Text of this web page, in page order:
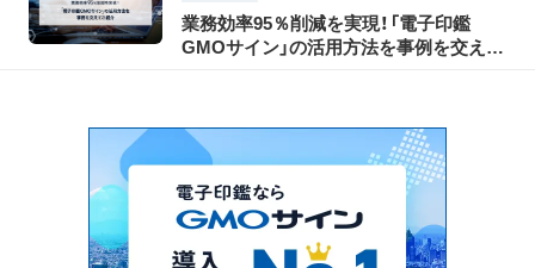
業務効率95％削減を実現！「電子印鑑
GMOサイン」の活用方法を事例を交えて